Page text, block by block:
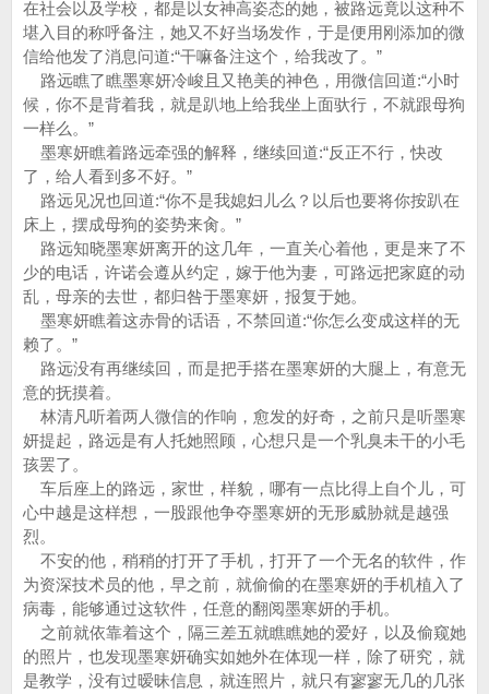
在社会以及学校，都是以女神高姿态的她，被路远竟以这种不
堪入目的称呼备注，她又不好当场发作，于是便用刚添加的微
信给他发了消息问道:“干嘛备注这个，给我改了。”
路远瞧了瞧墨寒妍冷峻且又艳美的神色，用微信回道:“小时
候，你不是背着我，就是趴地上给我坐上面驮行，不就跟母狗
一样么。”
墨寒妍瞧着路远牵强的解释，继续回道:“反正不行，快改
了，给人看到多不好。”
路远见况也回道:“你不是我媳妇儿么？以后也要将你按趴在
床上，摆成母狗的姿势来肏。”
路远知晓墨寒妍离开的这几年，一直关心着他，更是来了不
少的电话，许诺会遵从约定，嫁于他为妻，可路远把家庭的动
乱，母亲的去世，都归咎于墨寒妍，报复于她。
墨寒妍瞧着这赤骨的话语，不禁回道:“你怎么变成这样的无
赖了。”
路远没有再继续回，而是把手搭在墨寒妍的大腿上，有意无
意的抚摸着。
林清凡听着两人微信的作响，愈发的好奇，之前只是听墨寒
妍提起，路远是有人托她照顾，心想只是一个乳臭未干的小毛
孩罢了。
车后座上的路远，家世，样貌，哪有一点比得上自个儿，可
心中越是这样想，一股跟他争夺墨寒妍的无形威胁就是越强
烈。
不安的他，稍稍的打开了手机，打开了一个无名的软件，作
为资深技术员的他，早之前，就偷偷的在墨寒妍的手机植入了
病毒，能够通过这软件，任意的翻阅墨寒妍的手机。
之前就依靠着这个，隔三差五就瞧瞧她的爱好，以及偷窥她
的照片，也发现墨寒妍确实如她外在体现一样，除了研究，就
是教学，没有过暧昧信息，就连照片，就只有寥寥无几的几张